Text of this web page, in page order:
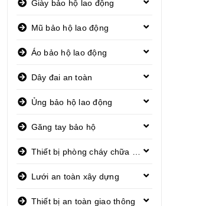
Giày bảo hộ lao động
Mũ bảo hộ lao động
Áo bảo hộ lao động
Dây đai an toàn
Ủng bảo hộ lao động
Găng tay bảo hộ
Lưới an toàn xây dựng
Thiết bị an toàn giao thông